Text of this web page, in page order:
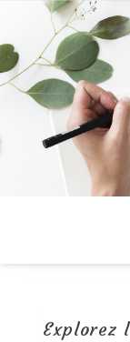
contenu
Explorez